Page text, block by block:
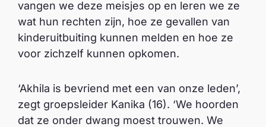
vangen we deze meisjes op en leren we ze
wat hun rechten zijn, hoe ze gevallen van
kinderuitbuiting kunnen melden en hoe ze
voor zichzelf kunnen opkomen.
‘Akhila is bevriend met een van onze leden’,
zegt groepsleider Kanika (16). ‘We hoorden
dat ze onder dwang moest trouwen. We